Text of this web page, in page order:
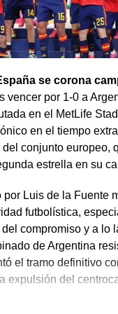
Se estima
y violencia:Arkani
cuatro líderesde su
fueron golpeados y
Se ha
procesos judiciales,
espacios para
el ministerio
a través de «casas
a niños y talleres
realizan discipulados
se corona
vencer por 1-0 a
en el MetLife
en el tiempo
conjunto europeo,
estrella en su
Luis de la Fuente
futbolística,
compromiso y a lo
de Argentina
el tramo definitivo
expulsión del